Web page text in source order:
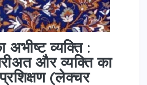
अभीष्ट व्यक्ति :
और व्यक्ति का
(लेक्चर